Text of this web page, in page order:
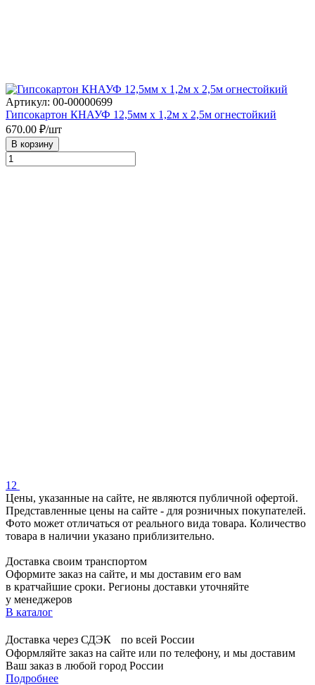
Артикул: 00-00000699
Гипсокартон КНАУФ 12,5мм х 1,2м х 2,5м огнестойкий
670.00 ₽/шт
В корзину
1 2
Цены, указанные на сайте, не являются публичной офертой.
Представленные цены на сайте - для розничных покупателей.
Фото может отличаться от реального вида товара. Количество
товара в наличии указано приблизительно.
Доставка своим транспортом
Оформите заказ на сайте, и мы доставим его вам
в кратчайшие сроки. Регионы доставки уточняйте
у менеджеров
В каталог
Доставка через СДЭК по всей России
Оформляйте заказ на сайте или по телефону, и мы доставим
Ваш заказ в любой город России
Подробнее